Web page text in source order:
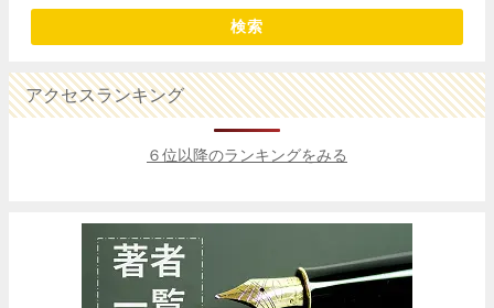
検索
アクセスランキング
６位以降のランキングをみる